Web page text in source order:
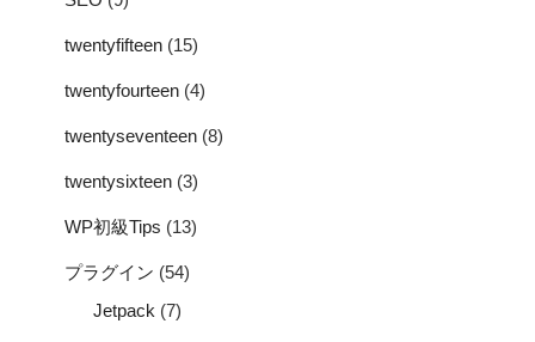
twentyfifteen (15)
twentyfourteen (4)
twentyseventeen (8)
twentysixteen (3)
WP初級Tips (13)
プラグイン (54)
Jetpack (7)